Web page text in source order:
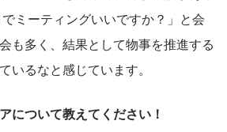
ミーティングいいですか？」と会
も多く、結果として物事を推進する
いるなと感じています。
について教えてください！